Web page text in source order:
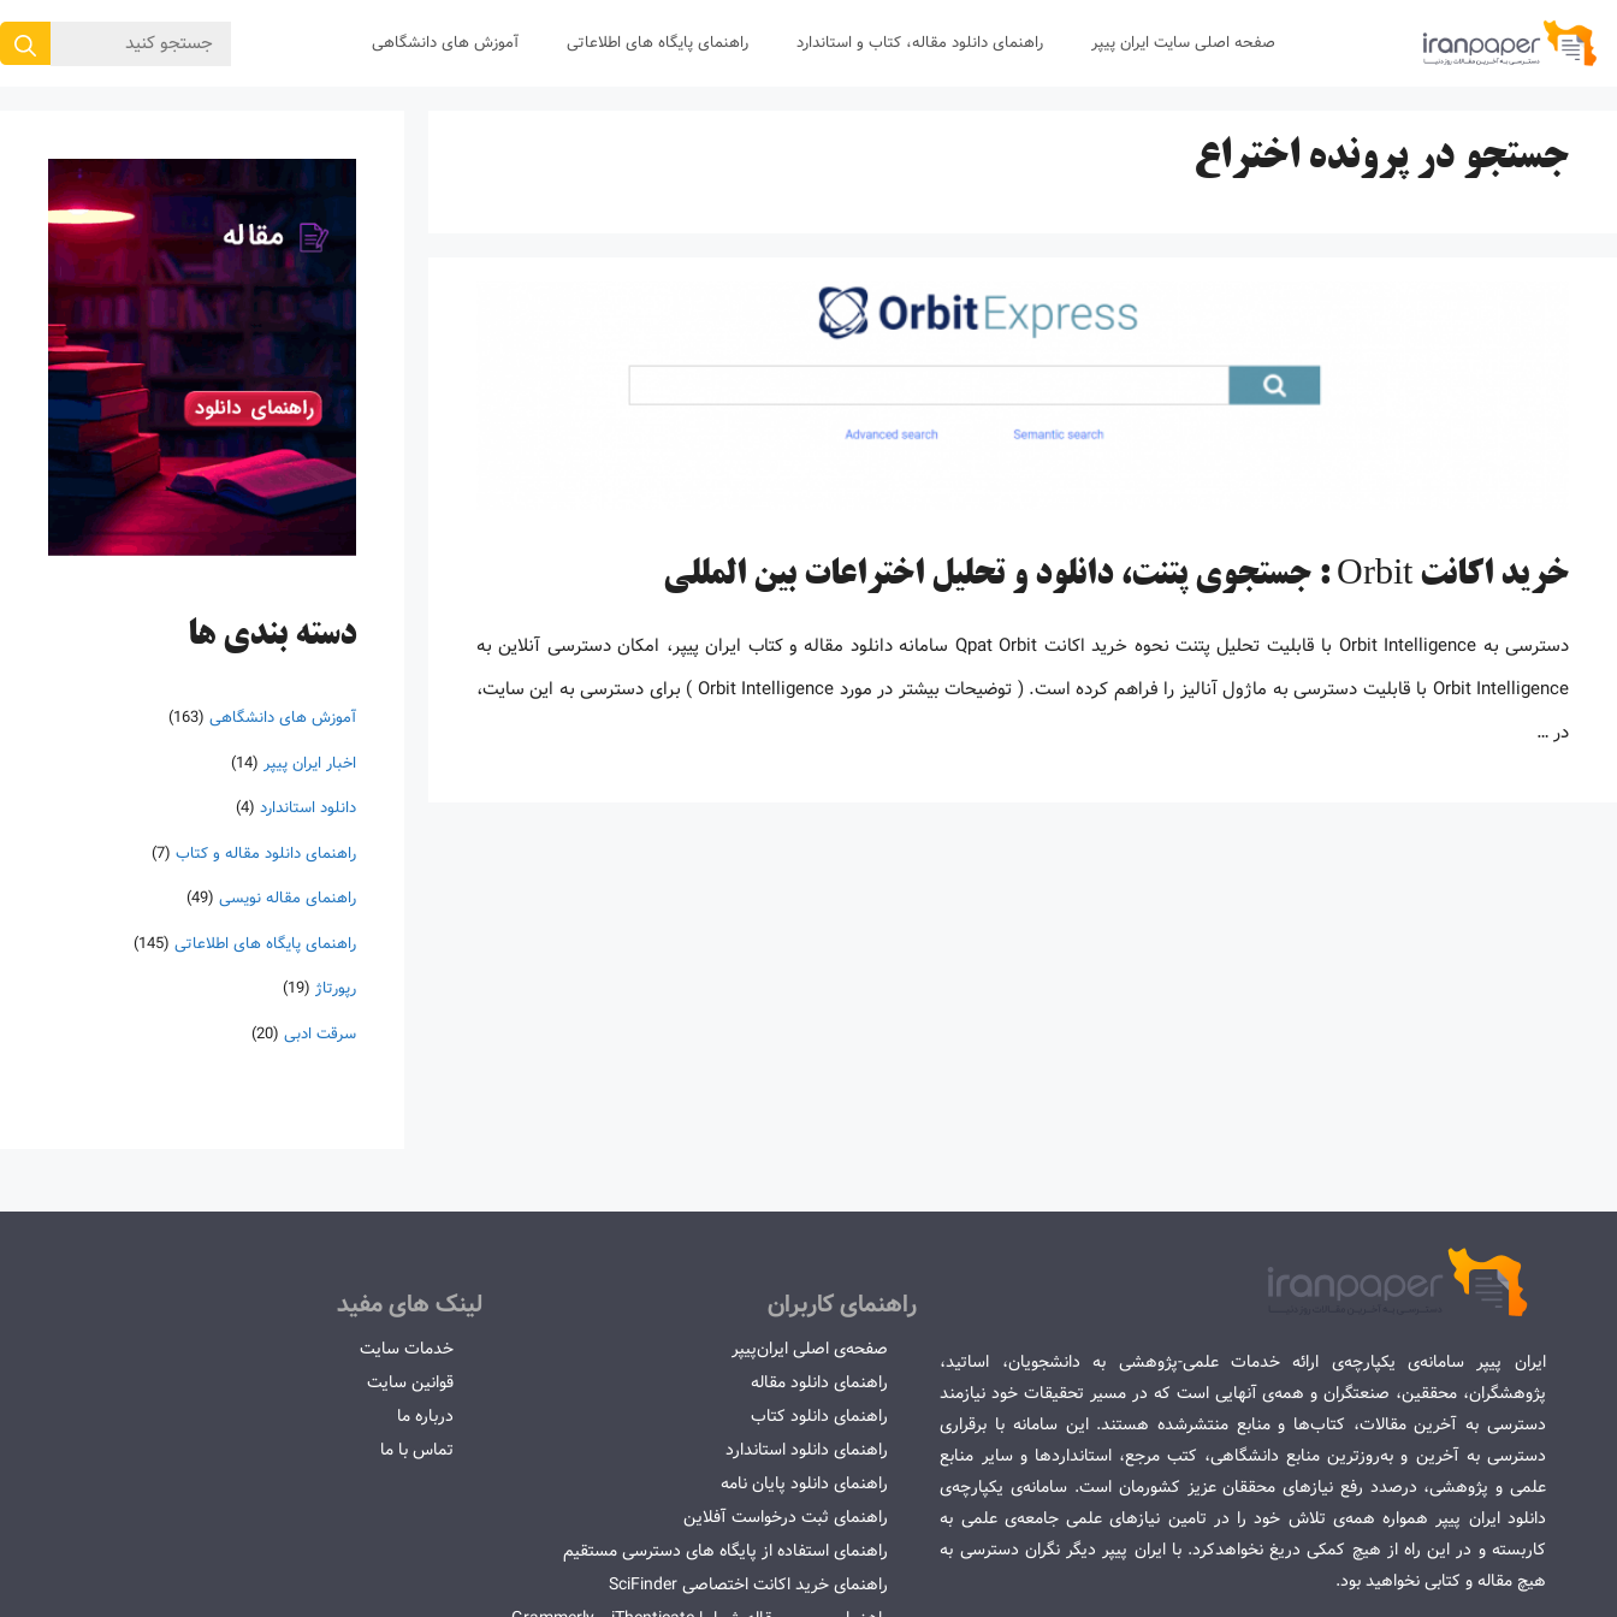
پرش
صفحه اصلی سایت ایران پیپر راهنمای دانلود مقاله، کتاب و استاندارد راهنمای پایگاه های اطلاعاتی آموزش های دانشگاهی
جستجوی
جستجو در پرونده اختراع
خرید اکانت Orbit : جستجوی پتنت، دانلود و تحلیل اختراعات بین المللی
دسترسی به Orbit Intelligence با قابلیت تحلیل پتنت نحوه خرید اکانت Qpat Orbit سامانه دانلود مقاله و کتاب ایران پیپر، امکان دسترسی آنلاین به
Orbit Intelligence با قابلیت دسترسی به ماژول آنالیز را فراهم کرده است. ( توضیحات بیشتر در مورد Orbit Intelligence ) برای دسترسی به این سایت،
در …
دسته‌ بندی ها
آموزش های دانشگاهی (163)
اخبار ایران پیپر (14)
دانلود استاندارد (4)
راهنمای دانلود مقاله و کتاب (7)
راهنمای مقاله نویسی (49)
راهنمای پایگاه های اطلاعاتی (145)
رپورتاژ (19)
سرقت ادبی (20)
ایران پیپر سامانه‌ی یکپارچه‌ی ارائه خدمات علمی-پژوهشی به دانشجویان، اساتید،
پژوهشگران، محققین، صنعتگران و همه‌ی آنهایی است که در مسیر تحقیقات خود نیازمند
دسترسی به آخرین مقالات، کتاب‌ها و منابع منتشرشده هستند. این سامانه با برقراری
دسترسی به آخرین و به‌روزترین منابع دانشگاهی، کتب مرجع، استانداردها و سایر منابع
علمی و پژوهشی، درصدد رفع نیازهای محققان عزیز کشورمان است. سامانه‌ی یکپارچه‌ی
دانلود ایران پیپر همواره همه‌ی تلاش خود را در تامین نیازهای علمی جامعه‌ی علمی به
کاربسته و در این راه از هیچ کمکی دریغ نخواهدکرد. با ایران پیپر دیگر نگران دسترسی به
هیچ مقاله و کتابی نخواهید بود.
راهنمای کاربران
صفحه‌ی اصلی ایران‌پیپر
راهنمای دانلود مقاله
راهنمای دانلود کتاب
راهنمای دانلود استاندارد
راهنمای دانلود پایان نامه
راهنمای ثبت درخواست آفلاین
راهنمای استفاده از پایگاه های دسترسی مستقیم
راهنمای خرید اکانت اختصاصی SciFinder
لینک های مفید
خدمات سایت
قوانین سایت
درباره ما
تماس با ما